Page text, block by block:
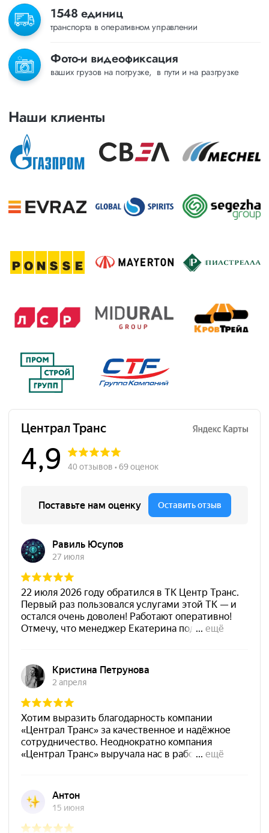
1548 единиц
транспорта в оперативном управлении
Фото-и видеофиксация
ваших грузов на погрузке, в пути и на разгрузке
Наши клиенты